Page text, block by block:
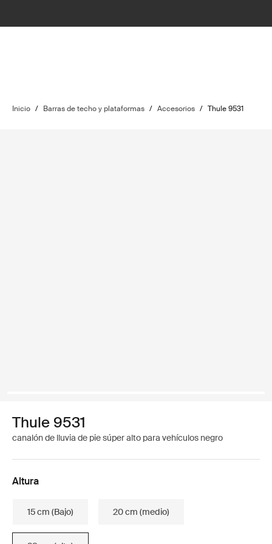
Inicio / Barras de techo y plataformas / Accesorios / Thule 9531
Thule 9531
canalón de lluvia de pie súper alto para vehículos negro
Altura
15 cm (Bajo) 20 cm (medio)